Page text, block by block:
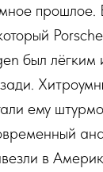
прошлое.
был
ему
в